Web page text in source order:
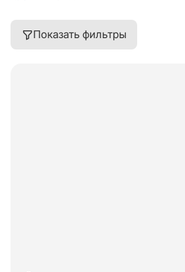
Показать фильтры